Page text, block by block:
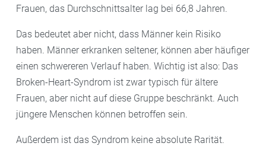
Frauen, das Durchschnittsalter lag bei 66,8 Jahren.
Das bedeutet aber nicht, dass Männer kein Risiko
haben. Männer erkranken seltener, können aber häufiger
einen schwereren Verlauf haben. Wichtig ist also: Das
Broken-Heart-Syndrom ist zwar typisch für ältere
Frauen, aber nicht auf diese Gruppe beschränkt. Auch
jüngere Menschen können betroffen sein.
Außerdem ist das Syndrom keine absolute Rarität.